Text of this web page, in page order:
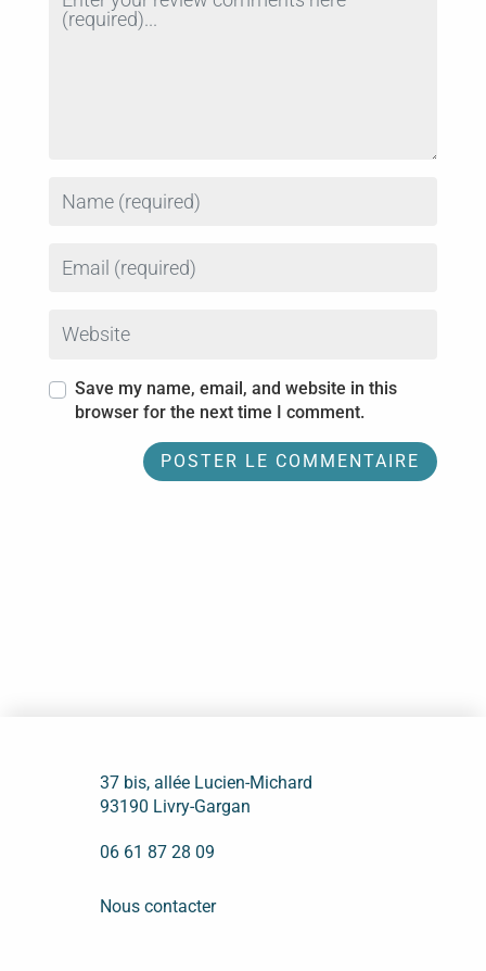
Save my name, email, and website in this
browser for the next time I comment.
37 bis, allée Lucien-Michard
93190 Livry-Gargan
06 61 87 28 09
Nous contacter